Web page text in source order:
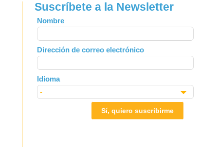
Suscríbete a la Newsletter
Leave
this
field
blank
Nombre
Dirección de correo electrónico
Idioma
Sí, quiero suscribirme